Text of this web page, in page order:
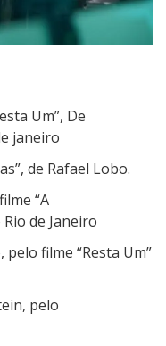
Um”, De
janeiro
de Rafael Lobo.
“A
de Janeiro
pelo filme “Resta Um”
pelo